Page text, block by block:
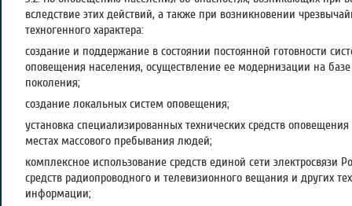
вследствие этих действий, а также при возникновении
техногенного характера:
создание и поддержание в состоянии постоянной готовности
оповещения населения, осуществление ее модернизации на базе
поколения;
создание локальных систем оповещения;
установка специализированных технических средств
местах массового пребывания людей;
комплексное использование средств единой сети электросвязи
средств радиопроводного и телевизионного вещания и других
информации;